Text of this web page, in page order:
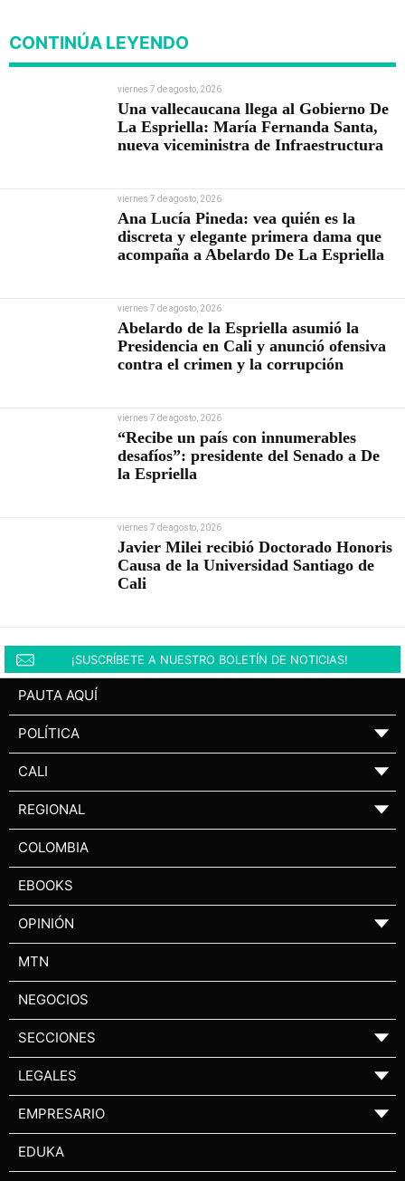
CONTINÚA LEYENDO
viernes 7 de agosto, 2026
Una vallecaucana llega al Gobierno De
La Espriella: María Fernanda Santa,
nueva viceministra de Infraestructura
viernes 7 de agosto, 2026
Ana Lucía Pineda: vea quién es la
discreta y elegante primera dama que
acompaña a Abelardo De La Espriella
viernes 7 de agosto, 2026
Abelardo de la Espriella asumió la
Presidencia en Cali y anunció ofensiva
contra el crimen y la corrupción
viernes 7 de agosto, 2026
“Recibe un país con innumerables
desafíos”: presidente del Senado a De
la Espriella
viernes 7 de agosto, 2026
Javier Milei recibió Doctorado Honoris
Causa de la Universidad Santiago de
Cali
¡SUSCRÍBETE A NUESTRO BOLETÍN DE NOTICIAS!
PAUTA AQUÍ
POLÍTICA ▼
CALI ▼
REGIONAL ▼
COLOMBIA
EBOOKS
OPINIÓN ▼
MTN
NEGOCIOS
SECCIONES ▼
LEGALES ▼
EMPRESARIO ▼
EDUKA